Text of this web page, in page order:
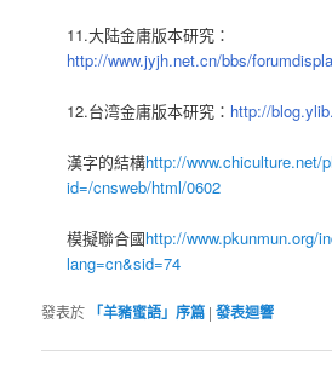
11.大陆金庸版本研究：
http://www.jyjh.net.cn/bbs/
12.台湾金庸版本研究： http://
漢字的結構http://www.chiculture.net/
id=/cnsweb/html/0602
模擬聯合國http://www.pkunmun.org/
lang=cn&sid=74
發表於 「羊豬蜜語」序篇 |發表迴響